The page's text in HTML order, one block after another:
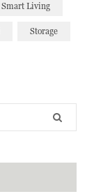
Smart Living
Storage